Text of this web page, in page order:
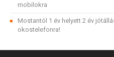
mobilokra
Mostantól 1 év helyett 2 év
okostelefonra!